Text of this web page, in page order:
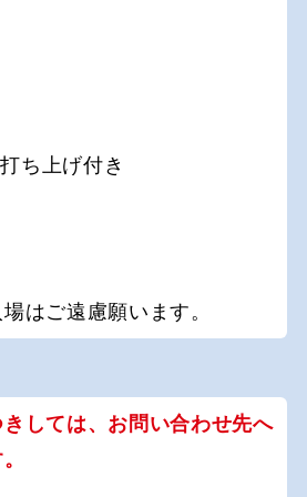
ち上げ付き
はご遠慮願います。
しては、お問い合わせ先へ